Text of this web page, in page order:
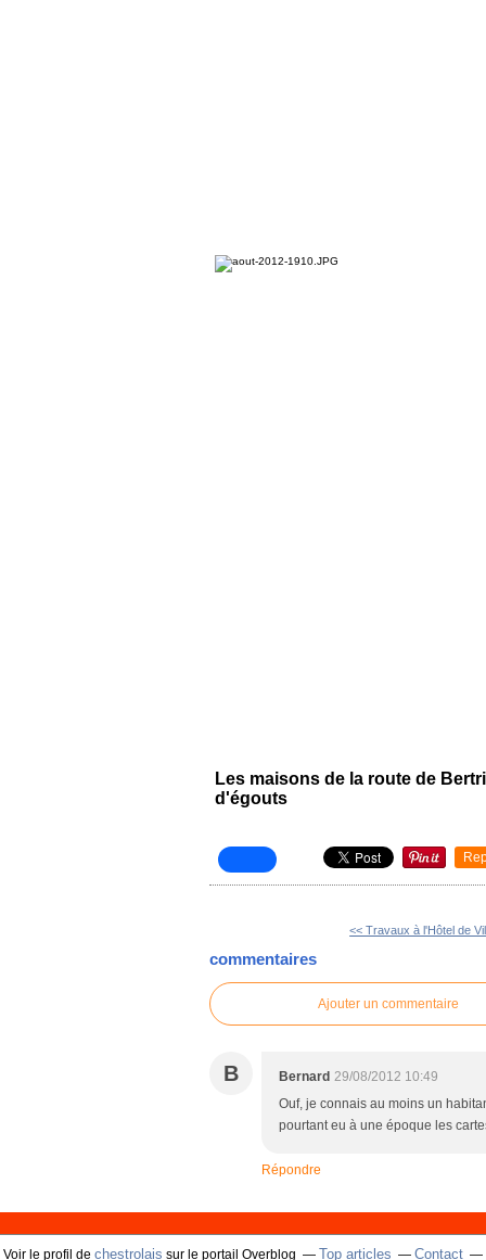
Les maisons de la route de
d'égouts
<< Travaux à l'Hôtel de
commentaires
Ajouter un commentaire
B Bernard 29/08/2012 10:49
Ouf, je connais au moins un
pourtant eu à une époque les
Répondre
Voir le profil de chestrolais sur le portail Overblog Top articles Contact